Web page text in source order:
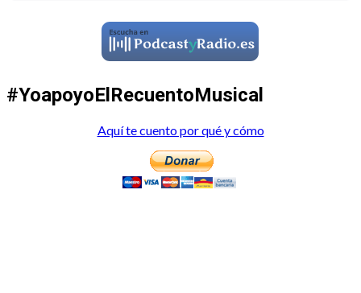
#YoapoyoElRecuentoMusical
Aquí te cuento por qué y cómo